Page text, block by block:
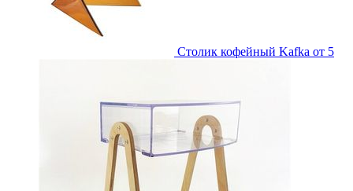
Столик кофейный Kafka от 5